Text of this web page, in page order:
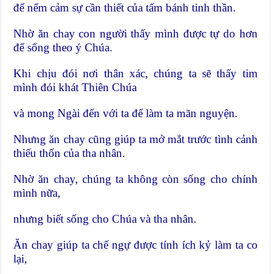
để nếm cảm sự cần thiết của tấm bánh tinh thần.
Nhờ ăn chay con người thấy mình được tự do hơn
để sống theo ý Chúa.
Khi chịu đói nơi thân xác, chúng ta sẽ thấy tim
mình đói khát Thiên Chúa
và mong Ngài đến với ta để làm ta mãn nguyện.
Nhưng ăn chay cũng giúp ta mở mắt trước tình cảnh
thiếu thốn của tha nhân.
Nhờ ăn chay, chúng ta không còn sống cho chính
mình nữa,
nhưng biết sống cho Chúa và tha nhân.
Ăn chay giúp ta chế ngự được tính ích kỷ làm ta co
lại,